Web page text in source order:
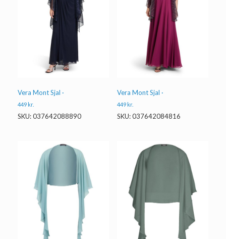
Vera Mont Sjal ·
449 kr.
SKU: 037642088890
Vera Mont Sjal ·
449 kr.
SKU: 037642084816